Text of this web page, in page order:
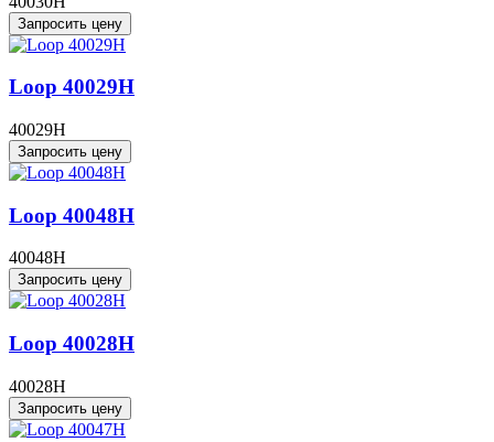
Запросить цену
Loop 40029H
40029H
Запросить цену
Loop 40048H
40048H
Запросить цену
Loop 40028H
40028H
Запросить цену